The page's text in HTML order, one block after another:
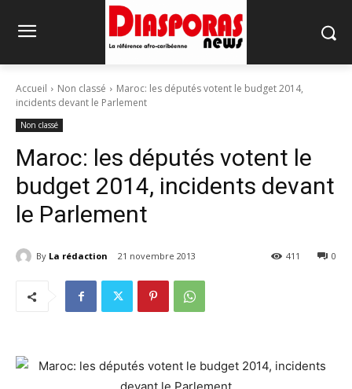
Accueil Non classé
Maroc: les députés votent le budget 2014,
incidents devant le Parlement
Non classé
Maroc: les députés votent le
budget 2014, incidents devant
le Parlement
By La rédaction 21 novembre 2013 0
411